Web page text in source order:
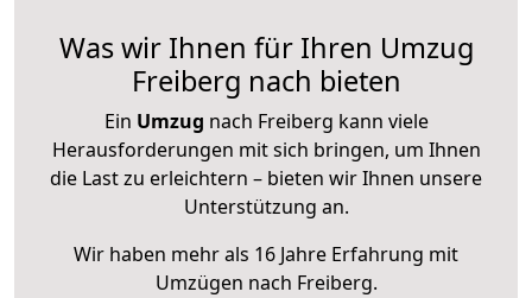
Was wir Ihnen für Ihren Umzug
Freiberg nach bieten
Ein Umzug nach Freiberg kann viele
Herausforderungen mit sich bringen, um Ihnen
die Last zu erleichtern – bieten wir Ihnen unsere
Unterstützung an.
Wir haben mehr als 16 Jahre Erfahrung mit
Umzügen nach Freiberg.